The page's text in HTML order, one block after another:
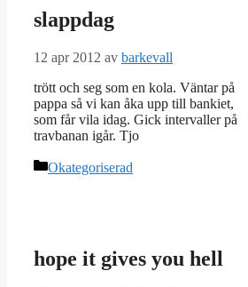
slappdag
12 apr 2012 av barkevall
trött och seg som en kola. Väntar på
pappa så vi kan åka upp till bankiet,
som får vila idag. Gick intervaller på
travbanan igår. Tjo
Kategorier
Okategoriserad
hope it gives you hell